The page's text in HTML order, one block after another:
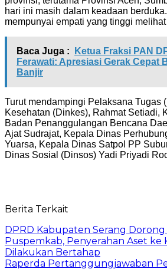
hari ini masih dalam keadaan
mempunyai empati yang tinggi
Baca Juga :
Ketua Fraksi PAN
Ferawati: Apresiasi Gerak Cepat
Banjir
Turut mendampingi Pelaksana Tugas
Kesehatan (Dinkes), Rahmat Setiadi,
Badan Penanggulangan Bencana
Ajat Sudrajat, Kepala Dinas
Yuarsa, Kepala Dinas Satpol PP
Dinas Sosial (Dinsos) Yadi Priyadi
Berita Terkait
DPRD Kabupaten Serang
Puspemkab, Penyerahan Aset ke
Dilakukan Bertahap
Raperda Pertanggungjawaban